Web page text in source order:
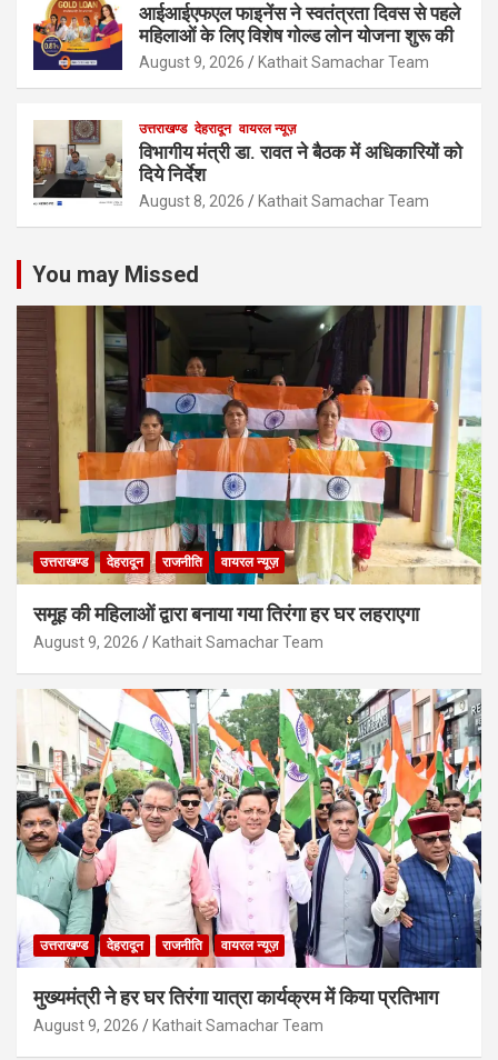
आईआईएफएल फाइनेंस ने स्वतंत्रता दिवस से पहले
महिलाओं के लिए विशेष गोल्ड लोन योजना शुरू की
August 9, 2026 Kathait Samachar Team
उत्तराखण्ड देहरादून वायरल न्यूज़
विभागीय मंत्री डा. रावत ने बैठक में अधिकारियों को
दिये निर्देश
August 8, 2026 Kathait Samachar Team
You may Missed
उत्तराखण्ड देहरादून राजनीति वायरल न्यूज़
समूह की महिलाओं द्वारा बनाया गया तिरंगा हर घर लहराएगा
August 9, 2026 Kathait Samachar Team
उत्तराखण्ड देहरादून राजनीति वायरल न्यूज़
मुख्यमंत्री ने हर घर तिरंगा यात्रा कार्यक्रम में किया प्रतिभाग
August 9, 2026 Kathait Samachar Team